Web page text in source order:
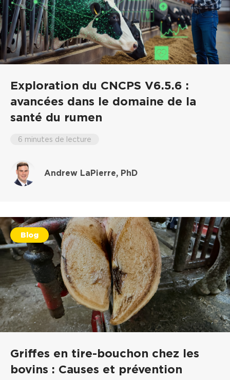
Exploration du CNCPS V6.5.6 :
avancées dans le domaine de la
santé du rumen
6 minutes de lecture
Andrew LaPierre, PhD
Blog
Griffes en tire-bouchon chez les
bovins : Causes et prévention